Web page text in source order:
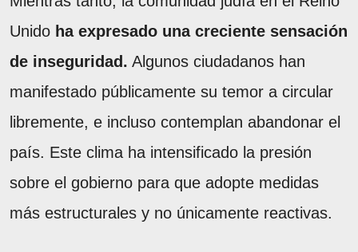
Unido ha expresado una creciente sensación
de inseguridad. Algunos ciudadanos han
manifestado públicamente su temor a circular
libremente, e incluso contemplan abandonar el
país. Este clima ha intensificado la presión
sobre el gobierno para que adopte medidas
más estructurales y no únicamente reactivas.